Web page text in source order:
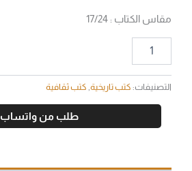
مقاس الكتاب : 17/24
التصنيفات: كتب تاريخية, كتب ثقافية
طلب من واتساب